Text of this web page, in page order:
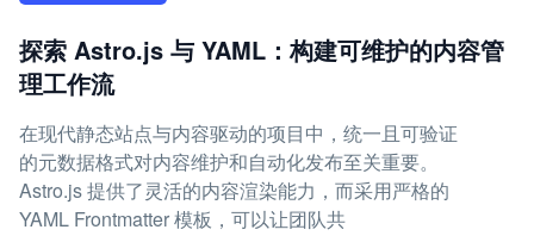
探索 Astro.js 与 YAML：构建可维护的内容管
理工作流
在现代静态站点与内容驱动的项目中，统一且可验证
的元数据格式对内容维护和自动化发布至关重要。
Astro.js 提供了灵活的内容渲染能力，而采用严格的
YAML Frontmatter 模板，可以让团队共